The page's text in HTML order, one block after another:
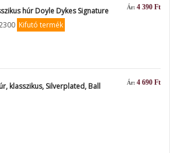
Ár: 4 390 Ft
húr Doyle Dykes Signature
Kifutó termék
Ár: 4 690 Ft
klasszikus, Silverplated, Ball